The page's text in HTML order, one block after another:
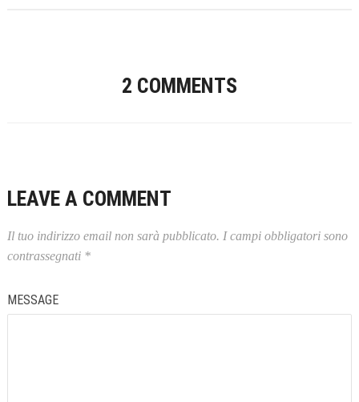
2 COMMENTS
LEAVE A COMMENT
Il tuo indirizzo email non sarà pubblicato. I campi obbligatori sono
contrassegnati *
MESSAGE